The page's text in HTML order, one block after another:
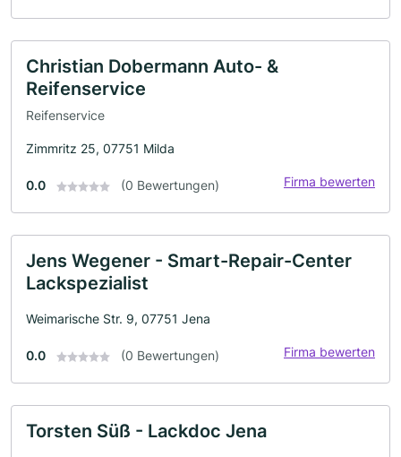
Christian Dobermann Auto- &
Reifenservice
Reifenservice
Zimmritz 25, 07751 Milda
0.0 (0 Bewertungen) Firma bewerten
Jens Wegener - Smart-Repair-Center
Lackspezialist
Weimarische Str. 9, 07751 Jena
0.0 (0 Bewertungen) Firma bewerten
Torsten Süß - Lackdoc Jena